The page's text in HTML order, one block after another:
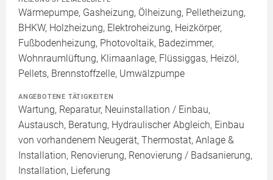
Wärmepumpe, Gasheizung, Ölheizung, Pelletheizung,
BHKW, Holzheizung, Elektroheizung, Heizkörper,
Fußbodenheizung, Photovoltaik, Badezimmer,
Wohnraumlüftung, Klimaanlage, Flüssiggas, Heizöl,
Pellets, Brennstoffzelle, Umwälzpumpe
ANGEBOTENE TÄTIGKEITEN
Wartung, Reparatur, Neuinstallation / Einbau,
Austausch, Beratung, Hydraulischer Abgleich, Einbau
von vorhandenem Neugerät, Thermostat, Anlage &
Installation, Renovierung, Renovierung / Badsanierung,
Installation, Lieferung